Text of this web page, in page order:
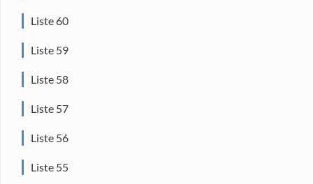
Liste 60
Liste 59
Liste 58
Liste 57
Liste 56
Liste 55